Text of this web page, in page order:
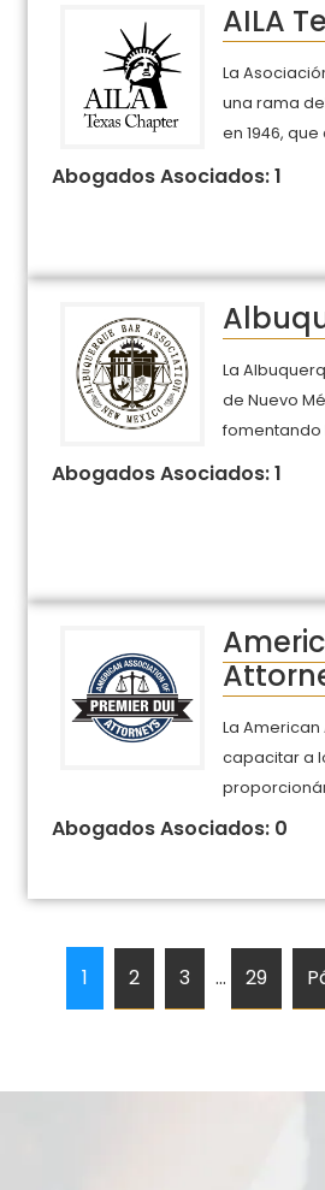
AILA
La
una rama
en 1946,
Abogados Asociados: 1
La
de Nuevo
fomentando
Abogados Asociados: 1
La
capacitar a
Abogados Asociados: 0
1 2 3 … 29